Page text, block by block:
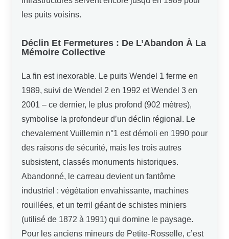
les puits voisins.
Déclin Et Fermetures : De L’Abandon À La
Mémoire Collective
La fin est inexorable. Le puits Wendel 1 ferme en
1989, suivi de Wendel 2 en 1992 et Wendel 3 en
2001 – ce dernier, le plus profond (902 mètres),
symbolise la profondeur d’un déclin régional. Le
chevalement Vuillemin n°1 est démoli en 1990 pour
des raisons de sécurité, mais les trois autres
subsistent, classés monuments historiques.
Abandonné, le carreau devient un fantôme
industriel : végétation envahissante, machines
rouillées, et un terril géant de schistes miniers
(utilisé de 1872 à 1991) qui domine le paysage.
Pour les anciens mineurs de Petite-Rosselle, c’est